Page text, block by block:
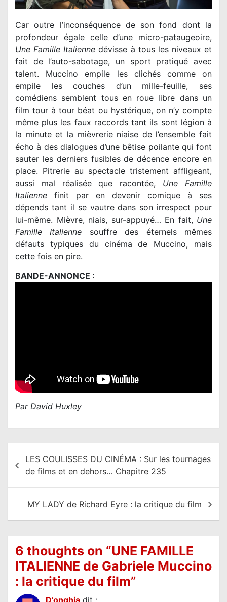
Car outre l’inconséquence de son fond dont la
profondeur égale celle d’une micro-pataugeoire,
Une Famille Italienne dévisse à tous les niveaux et
fait de l’auto-sabotage, un sport pratiqué avec
talent. Muccino empile les clichés comme on
empile les couches d’un mille-feuille, ses
comédiens semblent tous en roue libre dans un
film tour à tour béat ou hystérique, on n’y compte
même plus les faux raccords tant ils sont légion à
la minute et la mièvrerie niaise de l’ensemble fait
écho à des dialogues d’une bêtise poilante qui font
sauter les derniers fusibles de décence encore en
place. Pitrerie au spectacle tristement affligeant,
aussi mal réalisée que racontée, Une Famille
Italienne finit par en devenir comique à ses
dépends tant il se vautre dans son irrespect pour
lui-même. Mièvre, niais, sur-appuyé… En fait, Une
Famille Italienne souffre des éternels mêmes
défauts typiques du cinéma de Muccino, mais
cette fois en pire.
BANDE-ANNONCE :
Par David Huxley
LES COULISSES DU CINÉMA : Sur les tournages
de films et en dehors… Chapitre 235
MY LADY de Richard Eyre : la critique du film
6 thoughts on “UNE FAMILLE
ITALIENNE de Gabriele Muccino
: la critique du film”
D’onghia dit :